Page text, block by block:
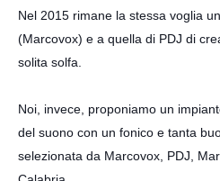
Nel 2015 rimane la stessa voglia
(Marcovox) e a quella di PDJ di
solita solfa.
Noi, invece, proponiamo un
del suono con un fonico e tanta
selezionata da Marcovox , PDJ,